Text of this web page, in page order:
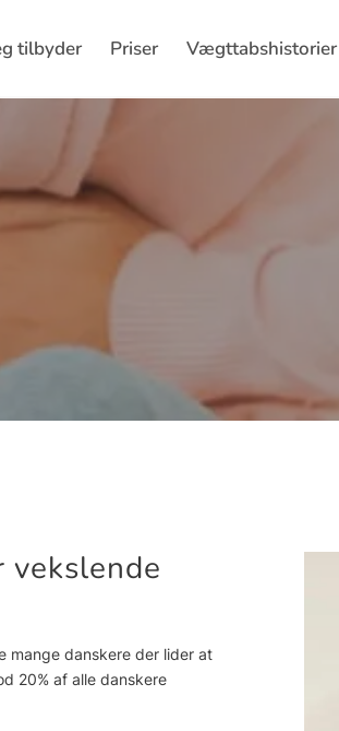
tilbyder Priser Vægttabshistorier
vekslende
mange danskere der lider at
20% af alle danskere